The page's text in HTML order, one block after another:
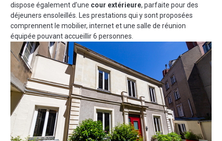
dispose également d’une cour extérieure, parfaite pour des
déjeuners ensoleillés. Les prestations qui y sont proposées
comprennent le mobilier, internet et une salle de réunion
équipée pouvant accueillir 6 personnes.